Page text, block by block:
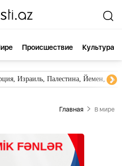
Происшествие Культура
Израиль, Палестина, Йемен,
Главная В мире